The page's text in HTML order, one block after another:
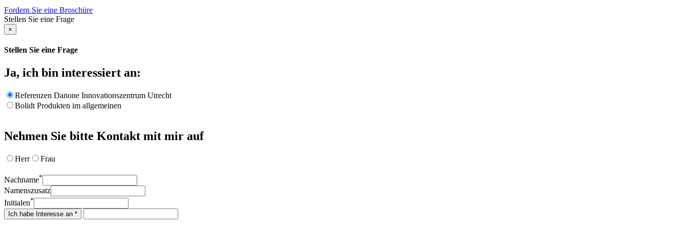
Fordern Sie eine Broschüre
Stellen Sie eine Frage
×
Stellen Sie eine Frage
Ja, ich bin interessiert an:
Referenzen Danone Innovationszentrum Utrecht
Bolidt Produkten im allgemeinen
Nehmen Sie bitte Kontakt mit mir auf
Herr Frau
Nachname*
Namenszusatz
Initialen*
Ich habe Interesse an *